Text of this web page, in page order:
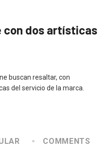
con dos artísticas
buscan resaltar, con
del servicio de la marca.
COMMENTS